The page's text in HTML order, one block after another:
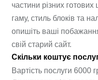
частини різних
гаму, стиль блоків та
опишіть ваші
свій старий сайт.
Скільки коштує
Вартість послуги 6000